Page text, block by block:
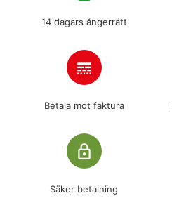
14 dagars ångerrätt
line_style
Betala mot faktura
lock_outline
Säker betalning